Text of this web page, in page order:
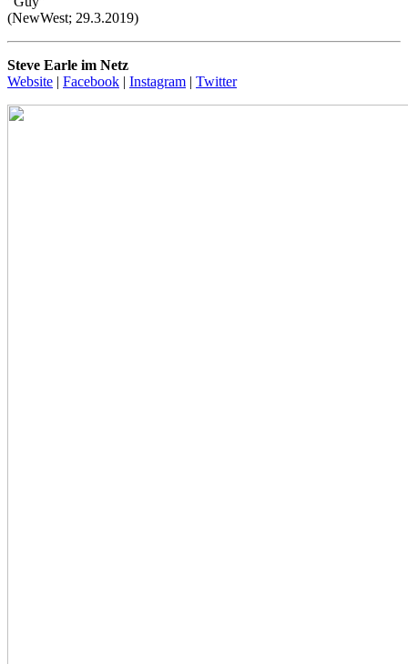
(NewWest; 29.3.2019)
Steve Earle im Netz
Website | Facebook | Instagram | Twitter